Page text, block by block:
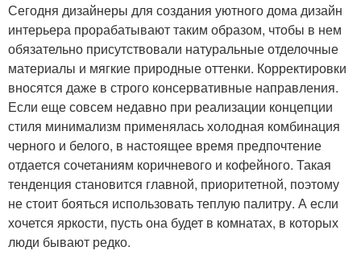
Сегодня дизайнеры для создания уютного дома дизайн
интерьера прорабатывают таким образом, чтобы в нем
обязательно присутствовали натуральные отделочные
материалы и мягкие природные оттенки. Корректировки
вносятся даже в строго консервативные направления.
Если еще совсем недавно при реализации концепции
стиля минимализм применялась холодная комбинация
черного и белого, в настоящее время предпочтение
отдается сочетаниям коричневого и кофейного. Такая
тенденция становится главной, приоритетной, поэтому
не стоит бояться использовать теплую палитру. А если
хочется яркости, пусть она будет в комнатах, в которых
люди бывают редко.